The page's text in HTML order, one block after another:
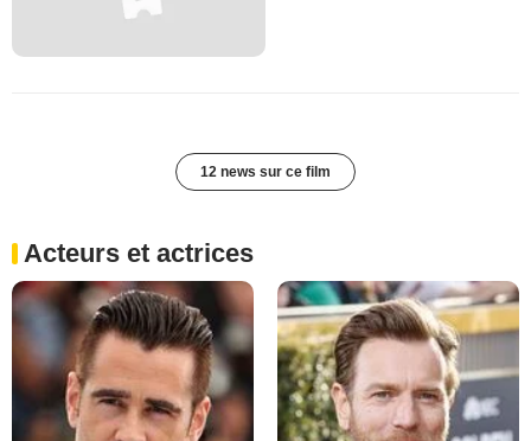
12 news sur ce film
Acteurs et actrices